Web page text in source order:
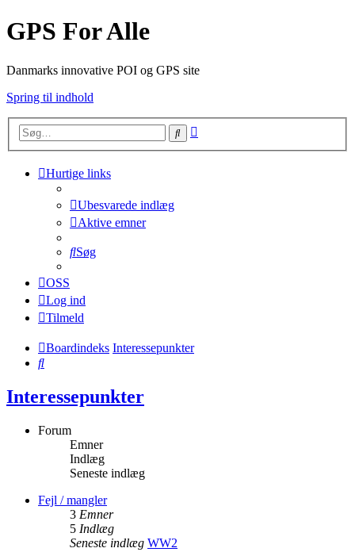
GPS For Alle
Danmarks innovative POI og GPS site
Spring til indhold
Søg
Hurtige links
Ubesvarede indlæg
Aktive emner
Søg
OSS
Log ind
Tilmeld
Boardindeks Interessepunkter
Søg
Interessepunkter
Forum
Emner
Indlæg
Seneste indlæg
Fejl / mangler
3 Emner
5 Indlæg
Seneste indlæg WW2